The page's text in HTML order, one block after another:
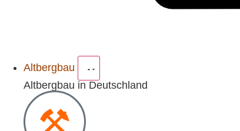
Altbergbau
Altbergbau in Deutschland